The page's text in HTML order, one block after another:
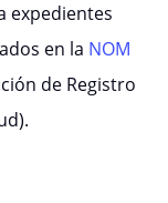
expedientes
en la NOM
de Registro